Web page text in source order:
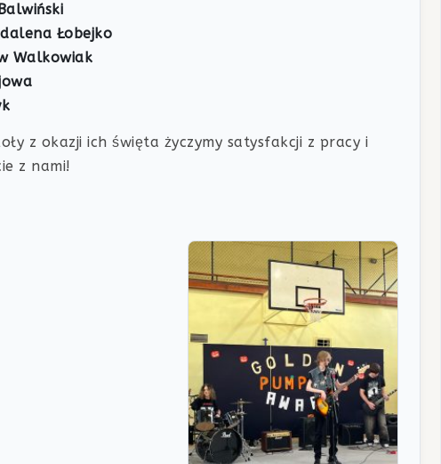
Łobejko
Walkowiak
z okazji ich święta życzymy satysfakcji z pracy i
z nami!